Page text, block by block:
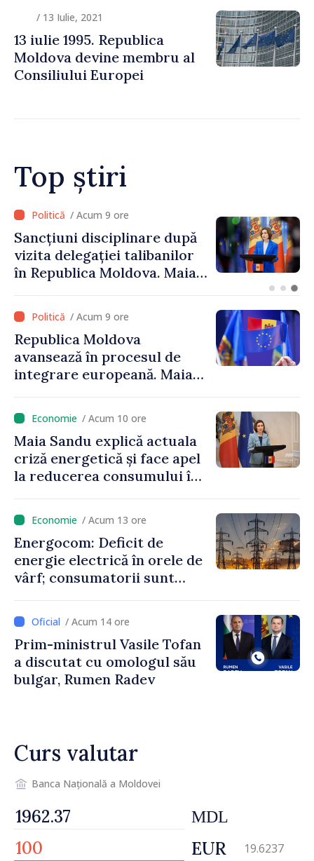
/ 13 Iulie, 2021
13 iulie 1995. Republica
Moldova devine membru al
Consiliului Europei
Top știri
/ Acum 9 ore
Sancțiuni disciplinare după
vizita delegației talibanilor
în Republica Moldova. Maia
oameni cu funcții înalte nu
cunosc politica statului”
/ Acum 9 ore
Republica Moldova
avansează în procesul de
integrare europeană. Maia
niciun stat”
/ Acum 10 ore
Maia Sandu explică actuala
criză energetică și face apel
la reducerea consumului în
putem menține prețurile la
un nivel mai mic”
/ Acum 13 ore
Energocom: Deficit de
energie electrică în orele de
vârf; consumatorii sunt
/ Acum 14 ore
Prim-ministrul Vasile Tofan
a discutat cu omologul său
bulgar, Rumen Radev
Curs valutar
Banca Națională a Moldovei
MDL
EUR 19.6237